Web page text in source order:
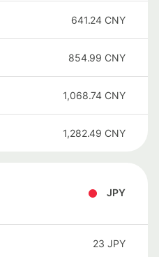
641.24 CNY
854.99 CNY
1,068.74 CNY
1,282.49 CNY
JPY
23 JPY